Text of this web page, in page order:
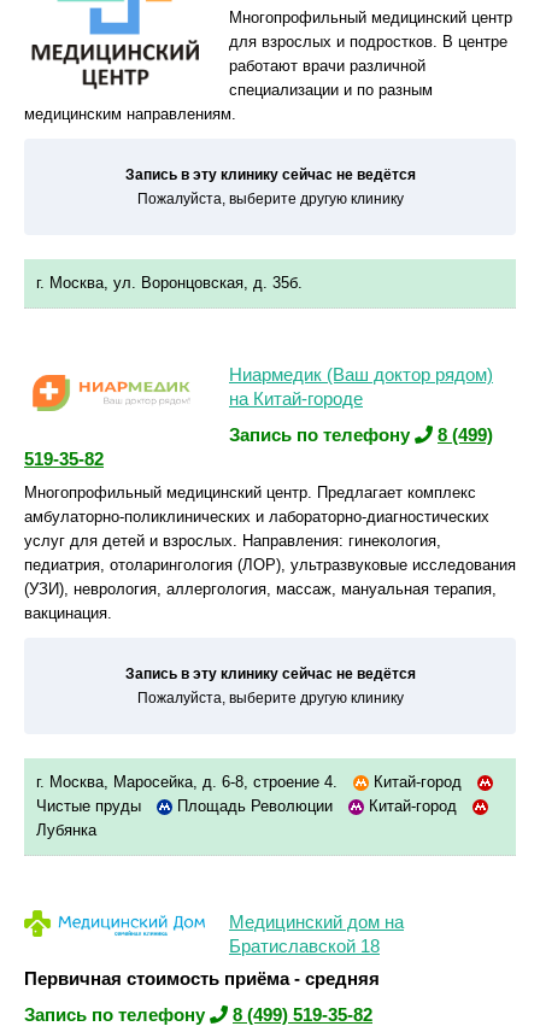
Многопрофильный медицинский центр
для взрослых и подростков. В центре
работают врачи различной
специализации и по разным
медицинским направлениям.
Запись в эту клинику сейчас не ведётся
Пожалуйста, выберите другую клинику
г. Москва, ул. Воронцовская, д. 35б.
Ниармедик (Ваш доктор рядом)
на Китай-городе
Запись по телефону
8 (499)
519-35-82
Многопрофильный медицинский центр. Предлагает комплекс
амбулаторно-поликлинических и лабораторно-диагностических
услуг для детей и взрослых. Направления: гинекология,
педиатрия, отоларингология (ЛОР), ультразвуковые исследования
(УЗИ), неврология, аллергология, массаж, мануальная терапия,
вакцинация.
Запись в эту клинику сейчас не ведётся
Пожалуйста, выберите другую клинику
г. Москва, Маросейка, д. 6-8, строение 4.
Китай-город
Чистые пруды
Площадь Революции
Китай-город
Лубянка
Медицинский дом на
Братиславской 18
Первичная стоимость приёма - средняя
Запись по телефону
8 (499) 519-35-82